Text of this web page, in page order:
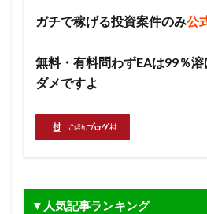
ガチで稼げる投資案件のみ公
無料・有料問わずEAは99％
ダメですよ
▼人気記事ランキング